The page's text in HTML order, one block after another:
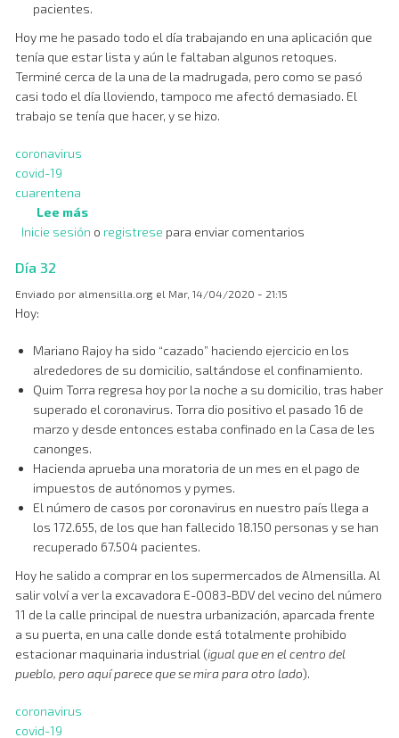
pacientes.
Hoy me he pasado todo el día trabajando en una aplicación que
tenía que estar lista y aún le faltaban algunos retoques.
Terminé cerca de la una de la madrugada, pero como se pasó
casi todo el día lloviendo, tampoco me afectó demasiado. El
trabajo se tenía que hacer, y se hizo.
coronavirus
covid-19
cuarentena
Lee más
Día
Inicie sesión o registrese para enviar comentarios
Día 32
Enviado por almensilla.org el Mar, 14/04/2020 - 21:15
Hoy:
Mariano Rajoy ha sido “cazado” haciendo ejercicio en los
alrededores de su domicilio, saltándose el confinamiento.
Quim Torra regresa hoy por la noche a su domicilio, tras haber
superado el coronavirus. Torra dio positivo el pasado 16 de
marzo y desde entonces estaba confinado en la Casa de les
canonges.
Hacienda aprueba una moratoria de un mes en el pago de
impuestos de autónomos y pymes.
El número de casos por coronavirus en nuestro país llega a
los 172.655, de los que han fallecido 18.150 personas y se han
recuperado 67.504 pacientes.
Hoy he salido a comprar en los supermercados de Almensilla. Al
salir volví a ver la excavadora E-0083-BDV del vecino del número
11 de la calle principal de nuestra urbanización, aparcada frente
a su puerta, en una calle donde está totalmente prohibido
estacionar maquinaria industrial (igual que en el centro del
pueblo, pero aquí parece que se mira para otro lado).
coronavirus
covid-19